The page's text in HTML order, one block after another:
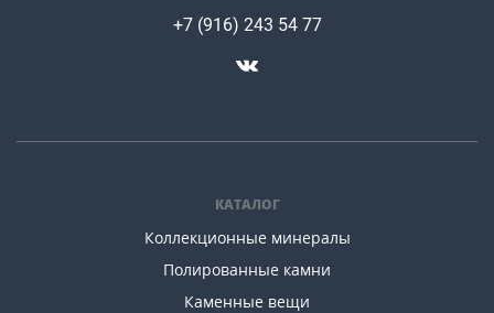
КАТАЛОГ
Коллекционные минералы
Полированные камни
Каменные вещи
+7 (916) 243 54 77